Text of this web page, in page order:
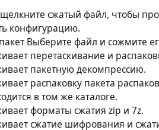
сжатый файл, чтобы
конфигурацию.
Выберите файл и сожмите
перетаскивание и
пакетную декомпрессию.
распаковку пакета
в том же каталоге.
форматы сжатия zip и 7z.
сжатие шифрования и